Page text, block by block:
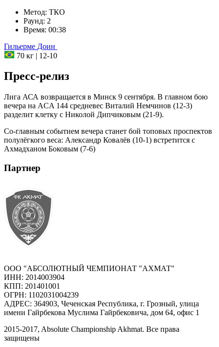
Метод: ТКО
Раунд: 2
Время: 00:38
Гильерме Доин
70 кг | 12-10
Пресс-релиз
Лига АСА возвращается в Минск 9 сентября. В главном бою
вечера на ACA 144 средневес Виталий Немчинов (12-3)
разделит клетку с Николой Дипчиковым (21-9).
Со-главным событием вечера станет бой топовых проспектов
полулёгкого веса: Александр Ковалёв (10-1) встретится с
Ахмадханом Боковым (7-6)
Партнер
ООО "АБСОЛЮТНЫЙ ЧЕМПИОНАТ "АХМАТ"
ИНН: 2014003904
КПП: 201401001
ОГРН: 1102031004239
АДРЕС: 364903, Чеченская Республика, г. Грозный, улица
имени Гайрбекова Муслима Гайрбековича, дом 64, офис 1
2015-2017, Absolute Championship Akhmat. Все права
защищены